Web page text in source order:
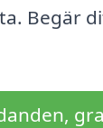
Begär